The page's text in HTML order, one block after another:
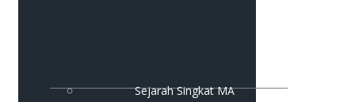
Sejarah Singkat MA